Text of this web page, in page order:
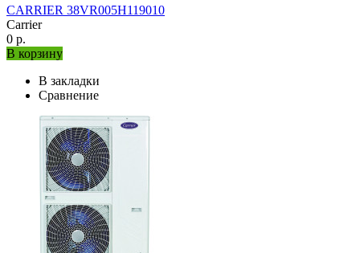
CARRIER 38VR005H119010
Carrier
0 р.
В корзину
В закладки
Сравнение